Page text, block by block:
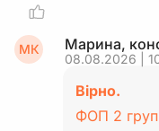
МК Марина,
08.08.2026 |
Вірно.
ФОП 2